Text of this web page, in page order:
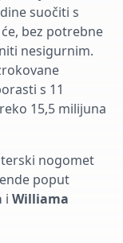
suočiti s
bez potrebne
nesigurnim.
s 11
15,5 milijuna
nogomet
poput
i Williama